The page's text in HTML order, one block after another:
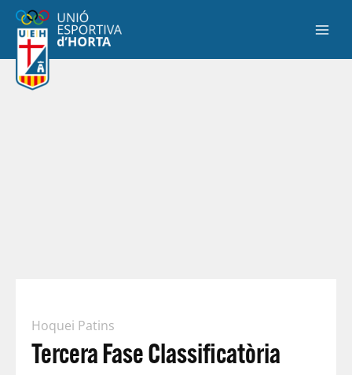
Hoquei Patins
Tercera Fase Classificatòria